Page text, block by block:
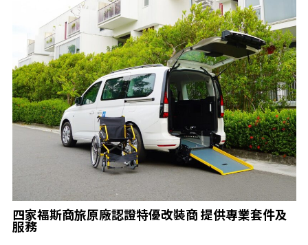
四家福斯商旅原廠認證特優改裝商 提供專業套件及
服務